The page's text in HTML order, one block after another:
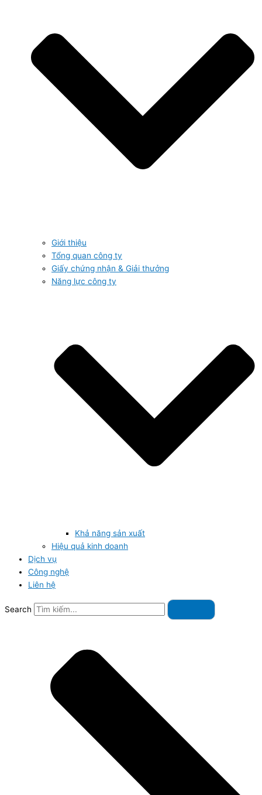
Giới thiệu
Tổng quan công ty
Giấy chứng nhận & Giải thưởng
Năng lực công ty
Khả năng sản xuất
Hiệu quả kinh doanh
Dịch vụ
Công nghệ
Liên hệ
Search